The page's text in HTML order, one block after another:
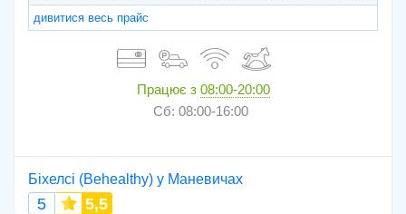
дивитися весь прайс
Працює з 08:00-20:00
Сб: 08:00-16:00
Біхелсі (Behealthy) у Маневичах
5 5,5